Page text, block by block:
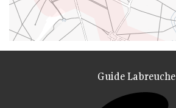
Guide Labreuche